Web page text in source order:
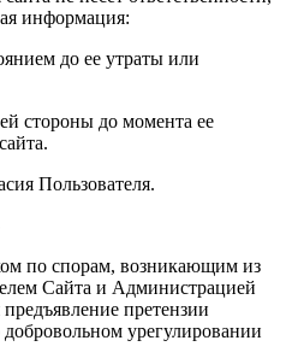
информация:
до ее утраты или
стороны до момента ее
Пользователя.
по спорам, возникающим из
Сайта и Администрацией
предъявление претензии
урегулировании